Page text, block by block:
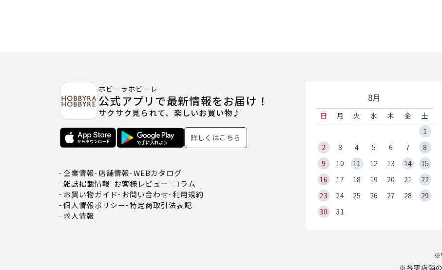
8月
日 月 火 水 木 金
土
1
2
3 4 5 6 7
8
9
10 11 12 13 14
15
16
17 18 19 20 21
22
23
24 25 26 27 28
29
30
31
※各実店舗
ホビーラホビーレ
公式アプリで最新情報をお届け！
サクサク見られて、楽しいお買い物♪
詳しくはこちら
企業情報 店舗情報 WEBカタログ
雑誌掲載情報 お客様レビュー
コラム
お買い物ガイド
お問い合わせ 利用規約
個人情報ポリシー 特定商取引法表記
求人情報